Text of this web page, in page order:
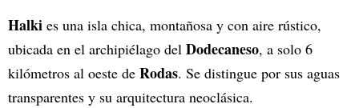
Halki es una isla chica, montañosa y con aire rústico,
ubicada en el archipiélago del Dodecaneso, a solo 6
kilómetros al oeste de Rodas. Se distingue por sus aguas
transparentes y su arquitectura neoclásica.